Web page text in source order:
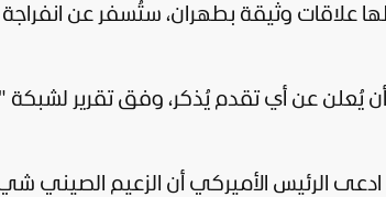
علاقات وثيقة بطهران، ستُسفر عن انفراجة
يُعلن عن أي تقدم يُذكر، وفق تقرير لشبكة
الرئيس الأميركي أن الزعيم الصيني